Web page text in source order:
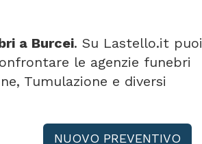
a Burcei. Su Lastello.it puoi
le agenzie funebri
Tumulazione e diversi
NUOVO PREVENTIVO